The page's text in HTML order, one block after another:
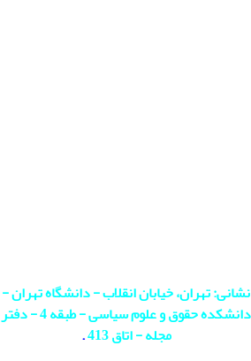
نشانی: تهران، خیابان انقلاب - دانشگاه تهران -
دانشکده حقوق و علوم سیاسی - طبقه 4 - دفتر
مجله - اتاق 413
.